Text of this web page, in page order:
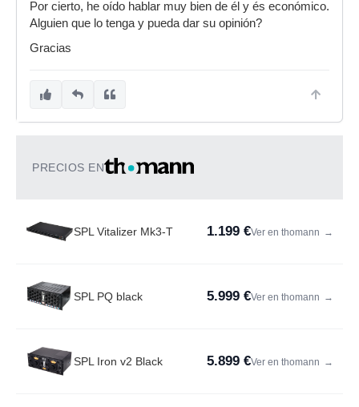
Por cierto, he oído hablar muy bien de él y és económico.
Alguien que lo tenga y pueda dar su opinión?
Gracias
PRECIOS EN
SPL Vitalizer Mk3-T 1.199 €Ver en thomann →
SPL PQ black 5.999 €Ver en thomann →
SPL Iron v2 Black 5.899 €Ver en thomann →